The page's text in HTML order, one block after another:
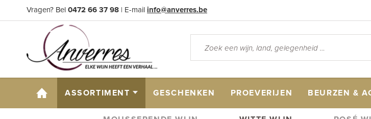
Vragen? Bel 0472 66 37 98 | E-mail info@anverres.be
HOME ASSORTIMENT GESCHENKEN PROEVERIJEN BEURZEN &